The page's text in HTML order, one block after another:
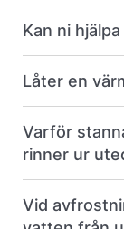
Kan ni
Låter en
Varför
rinner ur
Vid